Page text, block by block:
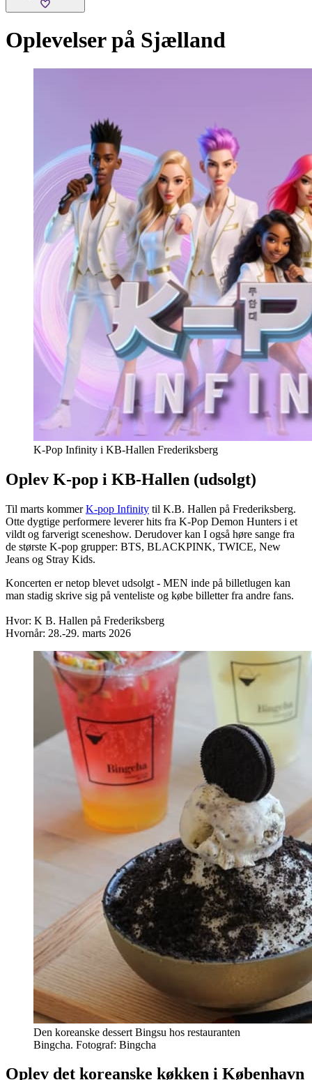
Oplevelser på Sjælland
K-Pop Infinity i KB-Hallen Frederiksberg
Oplev K-pop i KB-Hallen (udsolgt)
Til marts kommerK-pop Infinity til K.B. Hallen på Frederiksberg.
Otte dygtige performere leverer hits fra K-Pop Demon Hunters i et
vildt og farverigt sceneshow. Derudover kan I også høre sange fra
de største K-pop grupper: BTS, BLACKPINK, TWICE, New
Jeans og Stray Kids.
Koncerten er netop blevet udsolgt - MEN inde på billetlugen kan
man stadig skrive sig på venteliste og købe billetter fra andre fans.
Hvor: K B. Hallen på Frederiksberg
Hvornår: 28.-29. marts 2026
Den koreanske dessert Bingsu hos restauranten
Bingcha. Fotograf: Bingcha
Oplev det koreanske køkken i København